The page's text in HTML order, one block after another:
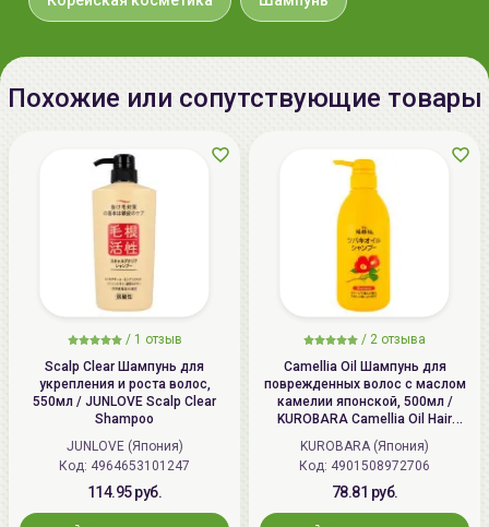
Macrocarpon (Cranberry) Fruit
Extract(0.001%), Albumen Extract,
Fragrance, Citral, Limonene
производства:
Срок годности:
дату окончания срока годности
смотрите на упаковке (ггггммдд)
Производитель:
[DAENG GI MEO RI] "DOORI
Cosmetics Co., Ltd.", Республика
Корея, Republic of Korea, 588,
Dabok-ro, Chubu-myeon, Geumsan-
gun, Chungcheongnam-do.
Импортер в
Беларусь:
ИП Мигаль Наталья Петровна,
УНП 192179286 Беларусь,
Похожие или сопутствующие товары
/ 1 отзыв
Scalp Clear Шампунь для
укрепления и роста волос,
550мл / JUNLOVE Scalp Clear
Shampoo
JUNLOVE (Япония)
Код: 4964653101247
114.95 руб.
/ 2 отзыва
Camellia Oil Шампунь для
поврежденных волос с маслом
камелии японской, 500мл /
KUROBARA Camellia Oil Hair
Shampoo
KUROBARA (Япония)
Код: 4901508972706
78.81 руб.